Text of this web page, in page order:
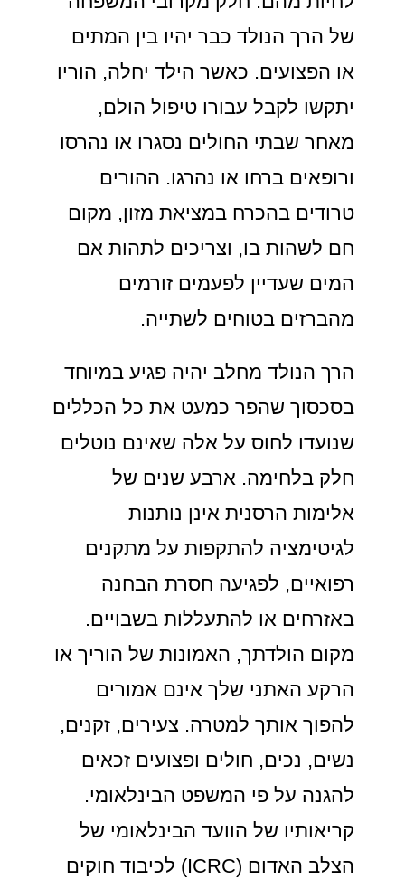
של הרך הנולד כבר יהיו בין המתים
או הפצועים. כאשר הילד יחלה, הוריו
יתקשו לקבל עבורו טיפול הולם,
מאחר שבתי החולים נסגרו או נהרסו
ורופאים ברחו או נהרגו. ההורים
טרודים בהכרח במציאת מזון, מקום
חם לשהות בו, וצריכים לתהות אם
המים שעדיין לפעמים זורמים
מהברזים בטוחים לשתייה.
הרך הנולד מחלב יהיה פגיע במיוחד
בסכסוך שהפר כמעט את כל הכללים
שנועדו לחוס על אלה שאינם נוטלים
חלק בלחימה. ארבע שנים של
אלימות הרסנית אינן נותנות
לגיטימציה להתקפות על מתקנים
רפואיים, לפגיעה חסרת הבחנה
באזרחים או להתעללות בשבויים.
מקום הולדתך, האמונות של הוריך או
הרקע האתני שלך אינם אמורים
להפוך אותך למטרה. צעירים, זקנים,
נשים, נכים, חולים ופצועים זכאים
להגנה על פי המשפט הבינלאומי.
קריאותיו של הוועד הבינלאומי של
הצלב האדום (ICRC) לכיבוד חוקים